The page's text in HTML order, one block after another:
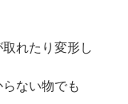
れたり変形し
ない物でも